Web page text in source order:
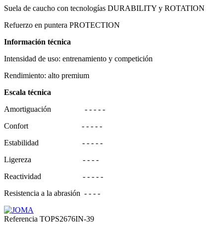
Suela de caucho con tecnologías DURABILITY y ROTATION
Refuerzo en puntera PROTECTION
Información técnica
Intensidad de uso: entrenamiento y competición
Rendimiento: alto premium
Escala técnica
Amortiguación - - - - -
Confort - - - - -
Estabilidad - - - - -
Ligereza - - - -
Reactividad - - - - -
Resistencia a la abrasión - - - -
Referencia TOPS2676IN-39